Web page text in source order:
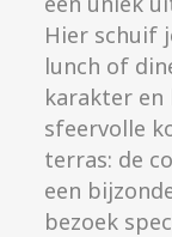
Hier schuif
lunch of
karakter en
sfeervolle
terras: de
een
bezoek